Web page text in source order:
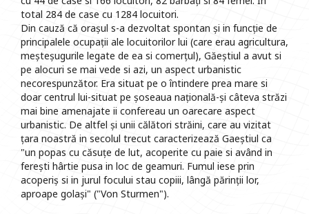
total 284 de case cu 1284 locuitori.
Din cauză că orașul s-a dezvoltat spontan și in funcție de
principalele ocupații ale locuitorilor lui (care erau agricultura,
meșteșugurile legate de ea si comerțul), Găeștiul a avut si
pe alocuri se mai vede si azi, un aspect urbanistic
necorespunzător. Era situat pe o întindere prea mare si
doar centrul lui-situat pe șoseaua națională-și câteva străzi
mai bine amenajate ii confereau un oarecare aspect
urbanistic. De altfel și unii călători străini, care au vizitat
țara noastră in secolul trecut caracterizează Gaeștiul ca
"un popas cu căsuțe de lut, acoperite cu paie si având in
ferești hârtie pusa in loc de geamuri. Fumul iese prin
acoperiș si in jurul focului stau copiii, lângă părinții lor,
aproape golași" ("Von Sturmen").